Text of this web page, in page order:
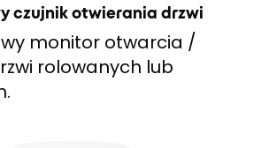
czujnik otwierania drzwi
monitor otwarcia /
rolowanych lub